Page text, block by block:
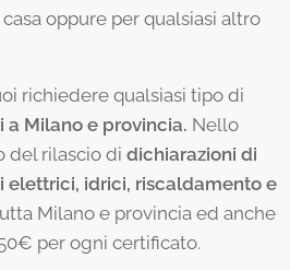
oppure per qualsiasi altro
richiedere qualsiasi tipo di
Milano e provincia. Nello
del rilascio di dichiarazioni di
idrici, riscaldamento e
Milano e provincia ed anche
per ogni certificato.